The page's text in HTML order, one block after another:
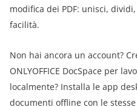
modifica dei PDF: unisci,
facilità.
Non hai ancora un account?
ONLYOFFICE DocSpace per
localmente? Installa le app
documenti offline con le